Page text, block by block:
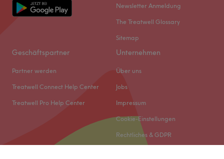
Newsletter Anmeldung
The Treatwell Glossary
Sitemap
Geschäftspartner
Partner werden
Treatwell Connect Help Center
Treatwell Pro Help Center
Unternehmen
Über uns
Jobs
Impressum
Cookie-Einstellungen
Rechtliches & GDPR